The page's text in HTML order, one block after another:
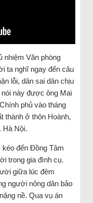
nhiệm Văn phòng
ta nghĩ ngay đến câu
lỗi, dân sai dân chịu
này được ông Mai
phủ vào tháng
thành ở thôn Hoành,
Hà Nội.
kéo đến Đồng Tâm
trong gia đình cụ.
giữa lúc đêm
người nông dân bảo
nề. Qua vụ án